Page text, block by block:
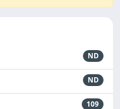
ND
ND
109